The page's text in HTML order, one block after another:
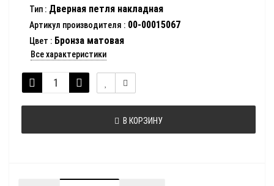
Тип : Дверная петля накладная
Артикул производителя : 00-00015067
Цвет : Бронза матовая
Все характеристики
В КОРЗИНУ